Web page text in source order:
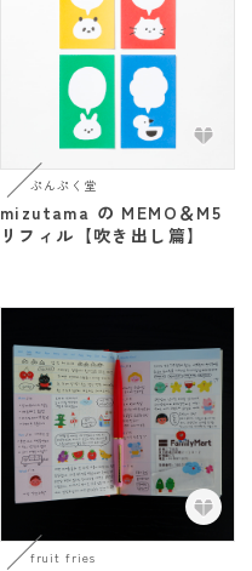
ぷんぷく堂
mizutama の MEMO＆M5
リフィル【吹き出し篇】
fruit fries